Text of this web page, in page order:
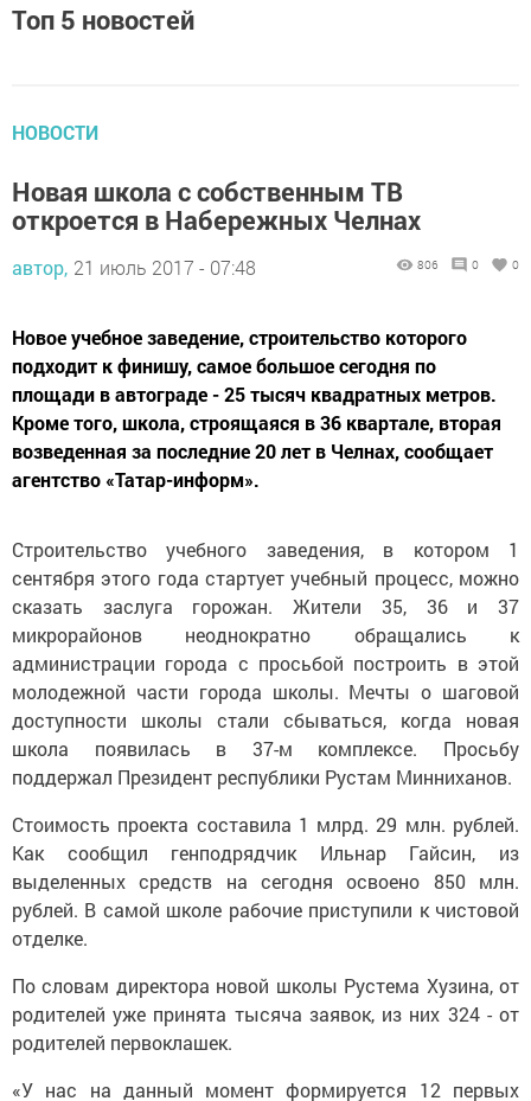
Топ 5 новостей
НОВОСТИ
Новая школа с собственным ТВ
откроется в Набережных Челнах
автор, 21 июль 2017 - 07:48 806 0 0
Новое учебное заведение, строительство которого
подходит к финишу, самое большое сегодня по
площади в автограде - 25 тысяч квадратных метров.
Кроме того, школа, строящаяся в 36 квартале, вторая
возведенная за последние 20 лет в Челнах, сообщает
агентство «Татар-информ».
Строительство учебного заведения, в котором 1
сентября этого года стартует учебный процесс, можно
сказать заслуга горожан. Жители 35, 36 и 37
микрорайонов неоднократно обращались к
администрации города с просьбой построить в этой
молодежной части города школы. Мечты о шаговой
доступности школы стали сбываться, когда новая
школа появилась в 37-м комплексе. Просьбу
поддержал Президент республики Рустам Минниханов.
Стоимость проекта составила 1 млрд. 29 млн. рублей.
Как сообщил генподрядчик Ильнар Гайсин, из
выделенных средств на сегодня освоено 850 млн.
рублей. В самой школе рабочие приступили к чистовой
отделке.
По словам директора новой школы Рустема Хузина, от
родителей уже принята тысяча заявок, из них 324 - от
родителей первоклашек.
«У нас на данный момент формируется 12 первых